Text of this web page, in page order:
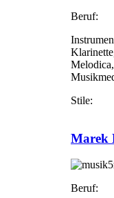
Beruf:
Stile:
Marek
Beruf: